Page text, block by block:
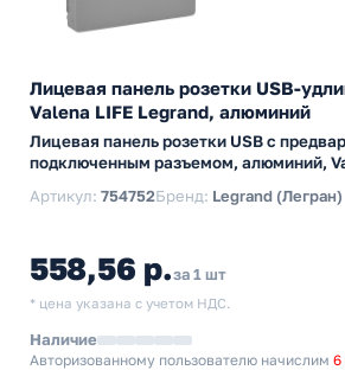
Лицевая панель розетки USB-
Valena LIFE Legrand, алюминий
Лицевая панель розетки USB с
подключенным разъемом, алюминий,
Артикул: 754752Бренд: Legrand (Легран)
558,56 р.за 1 шт
* цена указана с учетом НДС.
Наличие
Авторизованному пользователю начислим 6